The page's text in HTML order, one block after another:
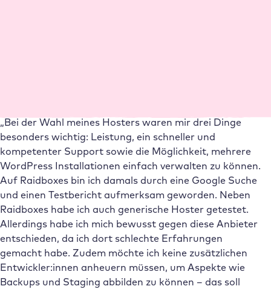
„Bei der Wahl meines Hosters waren mir drei Dinge
besonders wichtig: Leistung, ein schneller und
kompetenter Support sowie die Möglichkeit, mehrere
WordPress Installationen einfach verwalten zu können.
Auf Raidboxes bin ich damals durch eine Google Suche
und einen Testbericht aufmerksam geworden. Neben
Raidboxes habe ich auch generische Hoster getestet.
Allerdings habe ich mich bewusst gegen diese Anbieter
entschieden, da ich dort schlechte Erfahrungen
gemacht habe. Zudem möchte ich keine zusätzlichen
Entwickler:innen anheuern müssen, um Aspekte wie
Backups und Staging abbilden zu können – das soll